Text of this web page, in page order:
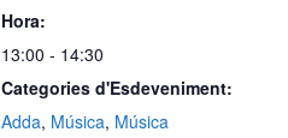
Hora:
13:00 - 14:30
Categories d'Esdeveniment:
Adda, Música, Música